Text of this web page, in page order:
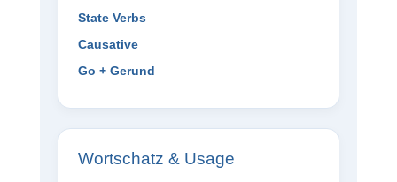
State Verbs
Causative
Go + Gerund
Wortschatz & Usage